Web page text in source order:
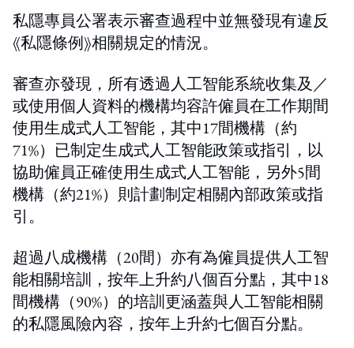
私隱專員公署表示審查過程中並無發現有違反
《私隱條例》相關規定的情況。
審查亦發現，所有透過人工智能系統收集及／
或使用個人資料的機構均容許僱員在工作期間
使用生成式人工智能，其中17間機構（約
71%）已制定生成式人工智能政策或指引，以
協助僱員正確使用生成式人工智能，另外5間
機構（約21%）則計劃制定相關內部政策或指
引。
超過八成機構（20間）亦有為僱員提供人工智
能相關培訓，按年上升約八個百分點，其中18
間機構（90%）的培訓更涵蓋與人工智能相關
的私隱風險內容，按年上升約七個百分點。